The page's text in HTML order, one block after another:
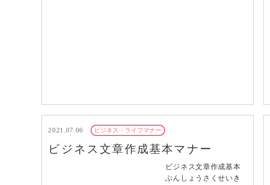
2021.07.06 ビジネス・ライフマナー
ビジネス文章作成基本マナー
ビジネス文章作成基本
ぶんしょうさくせいき